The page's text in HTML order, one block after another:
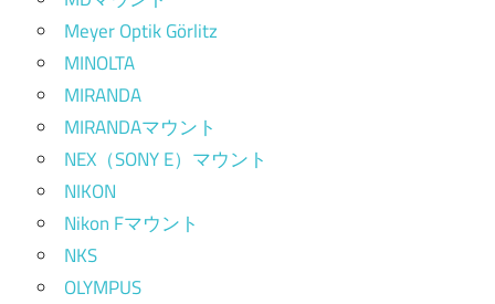
Meyer Optik Görlitz
MINOLTA
MIRANDA
MIRANDAマウント
NEX（SONY E）マウント
NIKON
Nikon Fマウント
NKS
OLYMPUS